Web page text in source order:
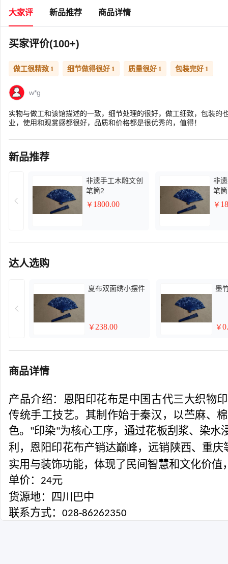
大家评 新品推荐 商品详情
买家评价(100+)
做工很精致 1 细节做得很好 1 质量很好 1 包装完好 1
w*g
实物与做工和该馆描述的一致，细节处理的很好，做工细致，包装
业，使用和观赏感都很好，品质和价格都是很优秀的，值得！
新品推荐
非遗手工木雕文创
笔筒2
￥ 1800.00
非
笔
￥
达人选购
夏布双面绣小摆件
￥ 238.00
墨
￥
商品详情
产品介绍：恩阳印花布是中国古代三大织物
传统手工技艺。其制作始于秦汉，以苎麻、
色。
"印染"为核心工序，通过花板刮浆、染水
利，恩阳印花布产销达巅峰，远销陕西、重
实用与装饰功能，体现了民间智慧和文化价
单价：
24元
货源地：四川巴中
联系方式： 028-86262350